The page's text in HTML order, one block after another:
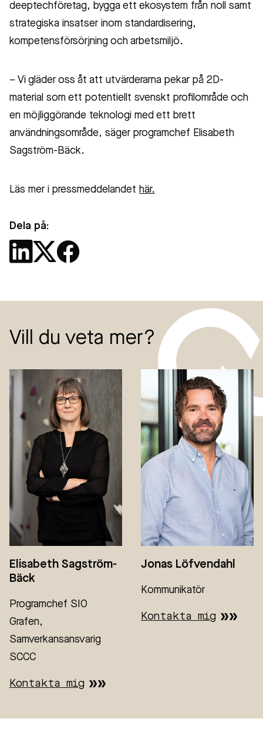
deeptechföretag, bygga ett ekosystem från noll samt
strategiska insatser inom standardisering,
kompetensförsörjning och arbetsmiljö.
– Vi gläder oss åt att utvärderarna pekar på 2D-
material som ett potentiellt svenskt profilområde och
en möjliggörande teknologi med ett brett
användningsområde, säger programchef Elisabeth
Sagström-Bäck.
Läs mer i pressmeddelandet här.
Dela på:
Vill du veta mer?
Elisabeth Sagström-
Bäck
Programchef SIO
Grafen,
Samverkansansvarig
SCCC
Kontakta mig
Jonas Löfvendahl
Kommunikatör
Kontakta mig